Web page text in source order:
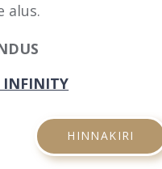
alus.
INFINITY
HINNAKIRI